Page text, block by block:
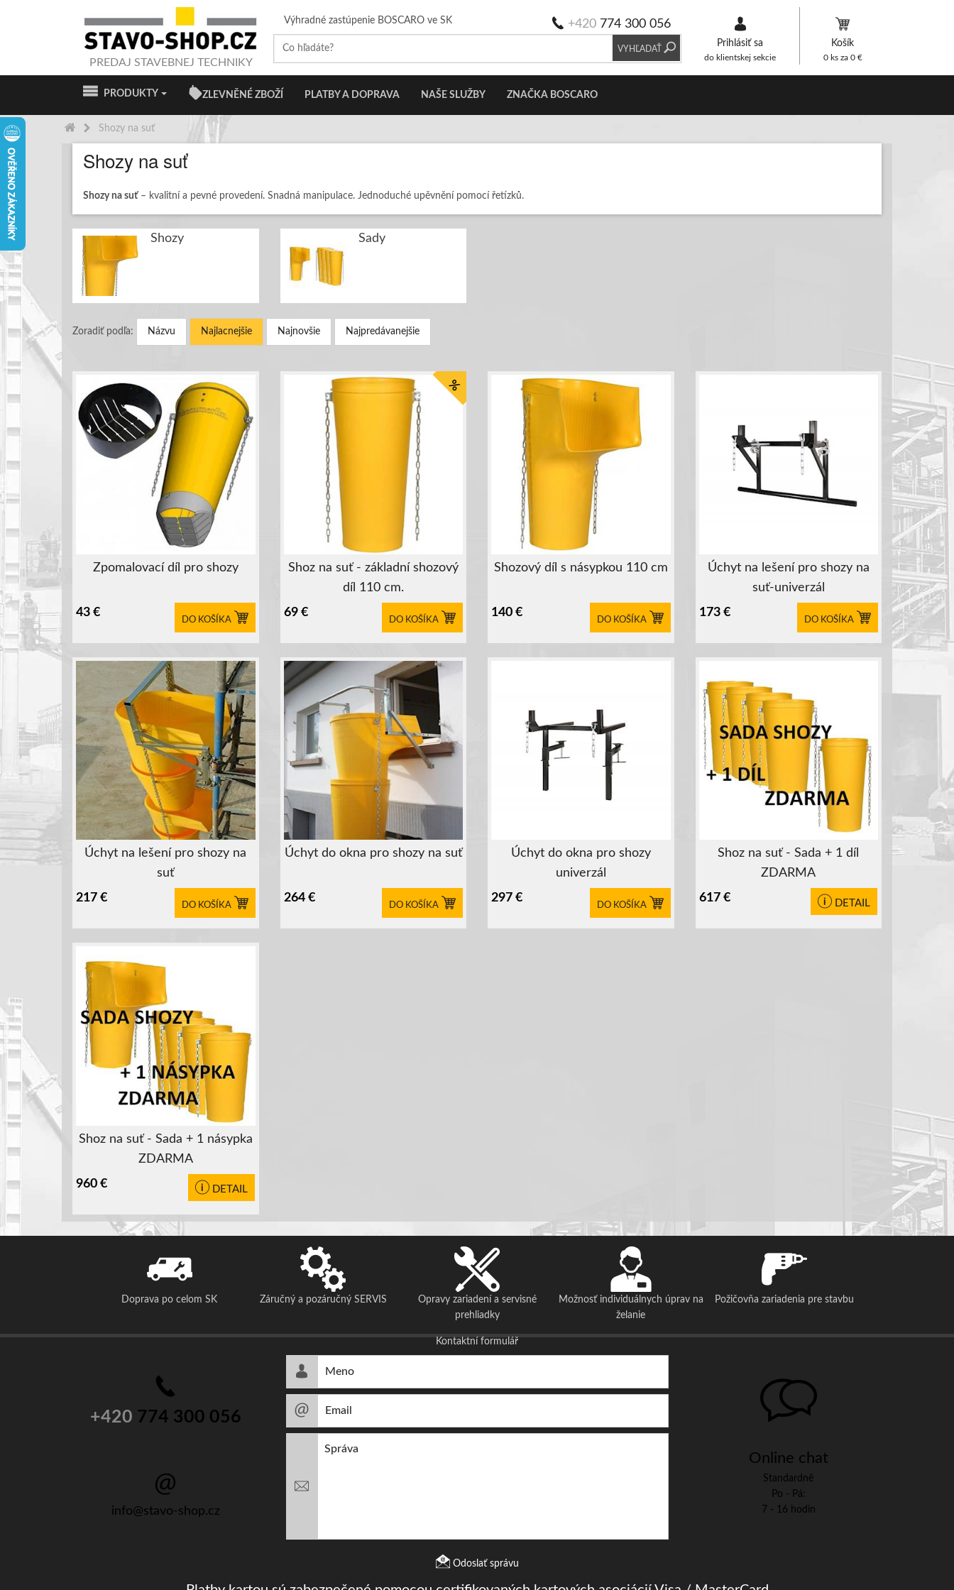
PREDAJ STAVEBNEJ TECHNIKY
Prihlásiť sa
do klientskej sekcie
Košík
0 ks za 0 €
Výhradné zastúpenie BOSCARO ve SK +420774 300 056
VYHĽADAŤ
PRODUKTY ZLEVNĚNÉ ZBOŽÍ PLATBY A DOPRAVA NAŠE SLUŽBY ZNAČKA BOSCARO
Shozy na suť
Shozy na suť
Shozy na suť– kvalitní a pevné provedení. Snadná manipulace. Jednoduché upěvnění pomocí řetízků.
Shozy Sady
Zoradiť podľa: Názvu Najlacnejšie Najnovšie Najpredávanejšie
Zpomalovací díl pro shozy
43 €
DO KOŠÍKA
%
Shoz na suť - základní shozový
díl 110 cm.
69 €
DO KOŠÍKA
Shozový díl s násypkou 110 cm
140 €
DO KOŠÍKA
Úchyt na lešení pro shozy na
suť-univerzál
173 €
DO KOŠÍKA
Úchyt na lešení pro shozy na
suť
217 €
DO KOŠÍKA
Úchyt do okna pro shozy na suť
264 €
DO KOŠÍKA
Úchyt do okna pro shozy
univerzál
297 €
DO KOŠÍKA
Shoz na suť - Sada + 1 díl
ZDARMA
617 € DETAIL
Shoz na suť - Sada + 1 násypka
ZDARMA
960 € DETAIL
Doprava po celom SK Záručný a pozáručný SERVIS
Opravy zariadení a servisné
prehliadky
Možnosť individuálnych úprav na
želanie
Požičovňa zariadenia pre stavbu
+420 774 300 056
info@stavo-shop.cz
Kontaktní formulář
Odoslať správu
Online chat
Standardně
Po - Pá:
7 - 16 hodin